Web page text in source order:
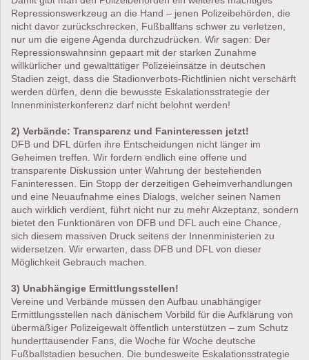
Repressionswerkzeug an die Hand – jenen Polizeibehörden, die
nicht davor zurückschrecken, Fußballfans schwer zu verletzen,
nur um die eigene Agenda durchzudrücken. Wir sagen: Der
Repressionswahnsinn gepaart mit der starken Zunahme
willkürlicher und gewalttätiger Polizeieinsätze in deutschen
Stadien zeigt, dass die Stadionverbots-Richtlinien nicht verschärft
werden dürfen, denn die bewusste Eskalationsstrategie der
Innenministerkonferenz darf nicht belohnt werden!
2) Verbände: Transparenz und Faninteressen jetzt!
DFB und DFL dürfen ihre Entscheidungen nicht länger im
Geheimen treffen. Wir fordern endlich eine offene und
transparente Diskussion unter Wahrung der bestehenden
Faninteressen. Ein Stopp der derzeitigen Geheimverhandlungen
und eine Neuaufnahme eines Dialogs, welcher seinen Namen
auch wirklich verdient, führt nicht nur zu mehr Akzeptanz, sondern
bietet den Funktionären von DFB und DFL auch eine Chance,
sich diesem massiven Druck seitens der Innenministerien zu
widersetzen. Wir erwarten, dass DFB und DFL von dieser
Möglichkeit Gebrauch machen.
3) Unabhängige Ermittlungsstellen!
Vereine und Verbände müssen den Aufbau unabhängiger
Ermittlungsstellen nach dänischem Vorbild für die Aufklärung von
übermäßiger Polizeigewalt öffentlich unterstützen – zum Schutz
hunderttausender Fans, die Woche für Woche deutsche
Fußballstadien besuchen. Die bundesweite Eskalationsstrategie